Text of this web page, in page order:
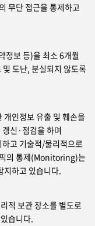
무단 접근을 통제하고
정보 등)을 최소 6개월
도난, 분실되지 않도록
개인정보 유출 및 훼손을
신·점검을 하며
고 기술적/물리적으로
의 통제(Monitoring)는
하고 있습니다.
적 보관 장소를 별도로
습니다.